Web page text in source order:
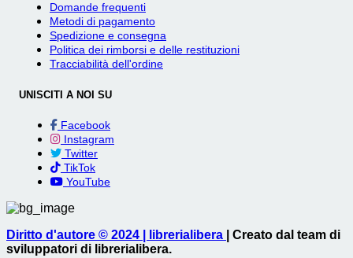
Domande frequenti
Metodi di pagamento
Spedizione e consegna
Politica dei rimborsi e delle restituzioni
Tracciabilità dell'ordine
UNISCITI A NOI SU
Facebook
Instagram
Twitter
TikTok
YouTube
Diritto d'autore © 2024 | librerialibera
| Creato dal team di
sviluppatori di librerialibera.